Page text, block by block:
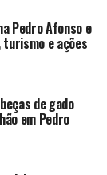
Pedro Afonso e
e ações
de gado
em Pedro